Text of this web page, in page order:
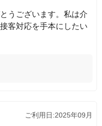
うございます。私は介
客対応を手本にしたい
ご利用日:2025年09月